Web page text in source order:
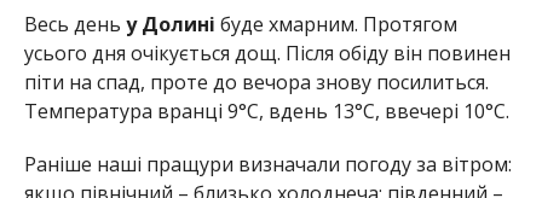
Весь день у Долині буде хмарним. Протягом
усього дня очікується дощ. Після обіду він повинен
піти на спад, проте до вечора знову посилиться.
Температура вранці 9°C, вдень 13°C, ввечері 10°C.
Раніше наші пращури визначали погоду за вітром: